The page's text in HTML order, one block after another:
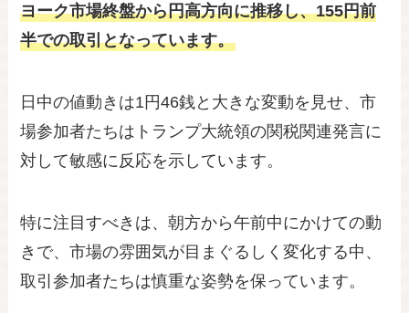
ヨーク市場終盤から円高方向に推移し、155円前
半での取引となっています。
日中の値動きは1円46銭と大きな変動を見せ、市
場参加者たちはトランプ大統領の関税関連発言に
対して敏感に反応を示しています。
特に注目すべきは、朝方から午前中にかけての動
きで、市場の雰囲気が目まぐるしく変化する中、
取引参加者たちは慎重な姿勢を保っています。